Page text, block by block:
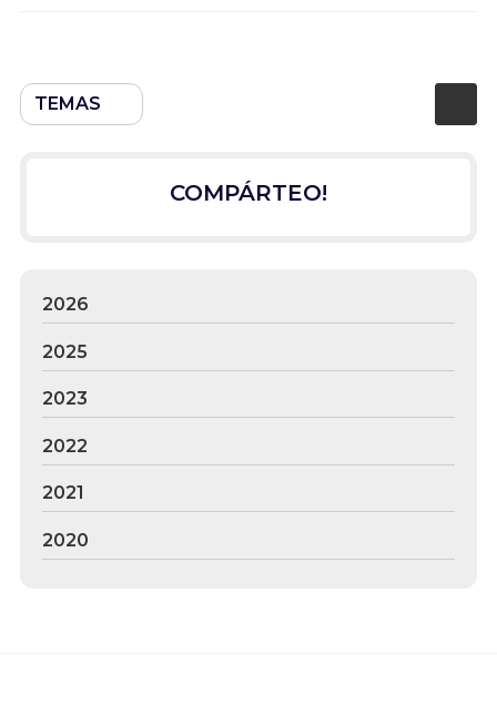
TEMAS
COMPÁRTEO!
2026
2025
2023
2022
2021
2020